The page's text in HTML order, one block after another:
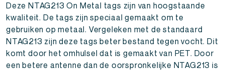
Deze NTAG213 On Metal tags zijn van hoogstaande
kwaliteit. De tags zijn speciaal gemaakt om te
gebruiken op metaal. Vergeleken met de standaard
NTAG213 zijn deze tags beter bestand tegen vocht. Dit
komt door het omhulsel dat is gemaakt van PET. Door
een betere antenne dan de oorspronkelijke NTAG213 is